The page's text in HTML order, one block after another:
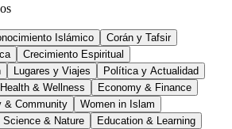
Islámico
Corán y Tafsir
Crecimiento Espiritual
Lugares y Viajes
Política y Actualidad
Health & Wellness
Economy & Finance
& Community
Women in Islam
Science & Nature
Education & Learning